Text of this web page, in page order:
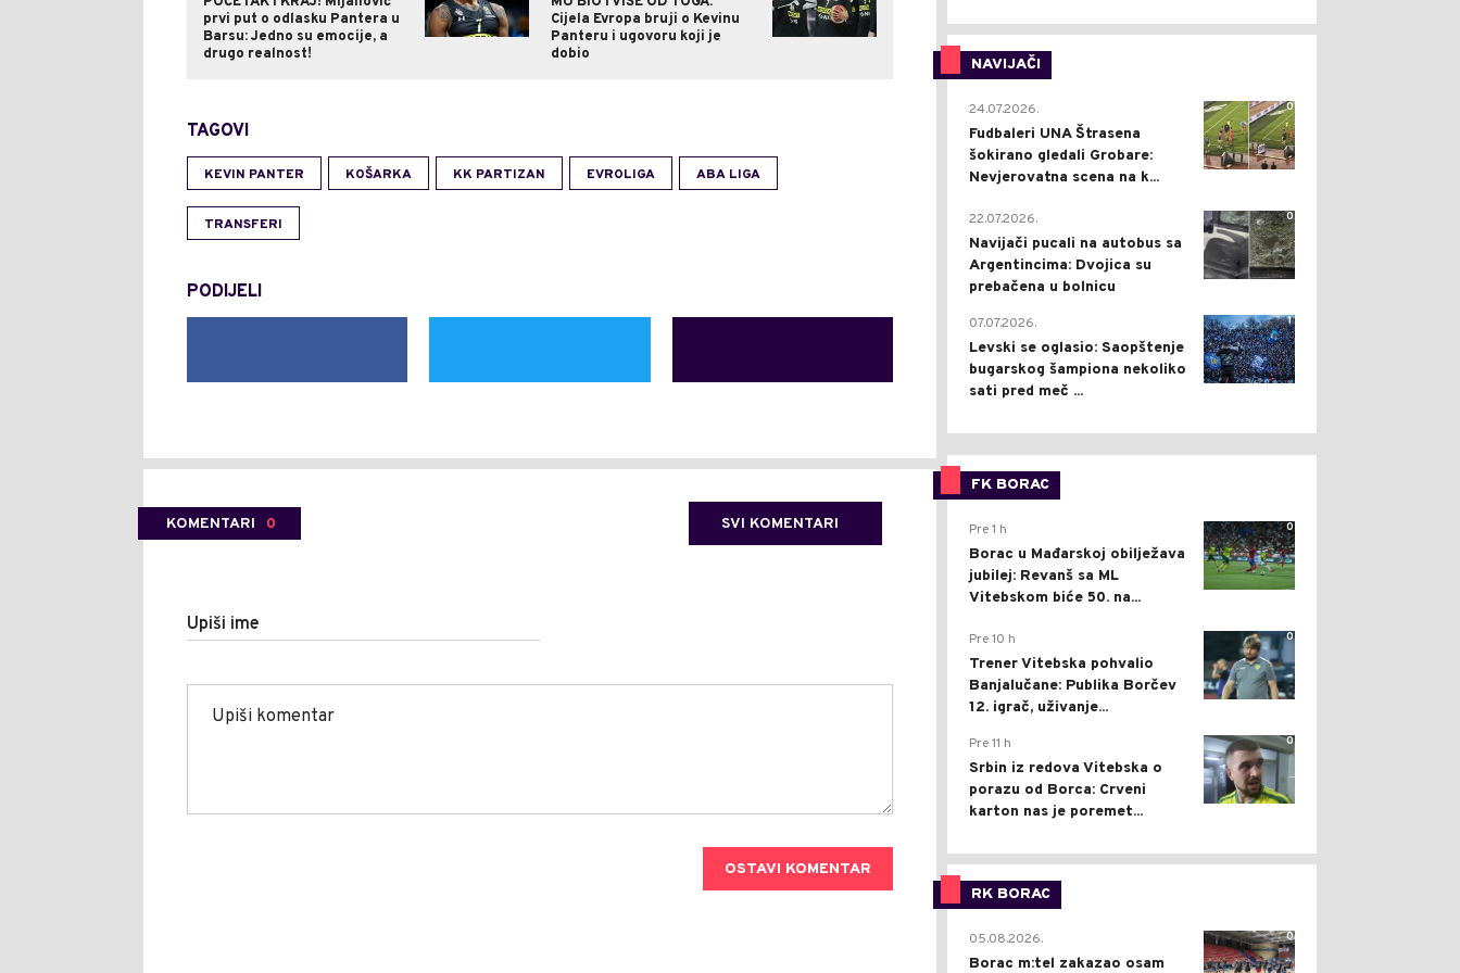
prvi put o odlasku Pantera u
Barsu: Jedno su emocije, a
drugo realnost!
Cijela Evropa bruji o Kevinu
Panteru i ugovoru koji je
dobio
TAGOVI
KEVIN PANTER KOŠARKA KK PARTIZAN EVROLIGA ABA LIGA
TRANSFERI
PODIJELI
KOMENTARI 0 SVI KOMENTARI
Upiši ime
OSTAVI KOMENTAR
NAVIJAČI
0
24.07.2026.
Fudbaleri UNA Štrasena
šokirano gledali Grobare:
Nevjerovatna scena na k...
0
22.07.2026.
Navijači pucali na autobus sa
Argentincima: Dvojica su
prebačena u bolnicu
1
07.07.2026.
Levski se oglasio: Saopštenje
bugarskog šampiona nekoliko
sati pred meč ...
FK BORAC
0
Pre 1 h
Borac u Mađarskoj obilježava
jubilej: Revanš sa ML
Vitebskom biće 50. na...
0
Pre 10 h
Trener Vitebska pohvalio
Banjalučane: Publika Borčev
12. igrač, uživanje...
0
Pre 11 h
Srbin iz redova Vitebska o
porazu od Borca: Crveni
karton nas je poremet...
RK BORAC
0
05.08.2026.
Borac m:tel zakazao osam